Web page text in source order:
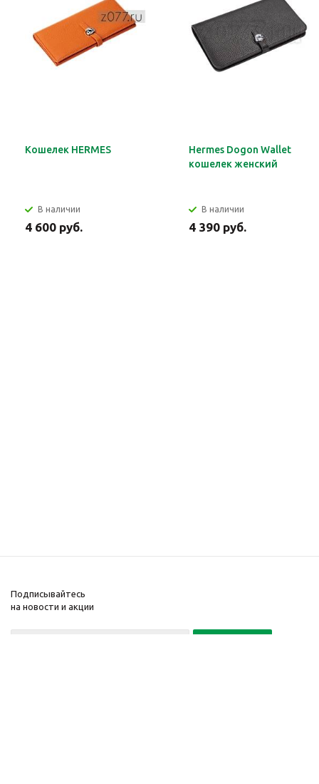
Кошелек HERMES
В наличии
4 600 руб.
Hermes Dogon Wallet
кошелек женский
В наличии
4 390 руб.
Подписывайтесь
на новости и акции